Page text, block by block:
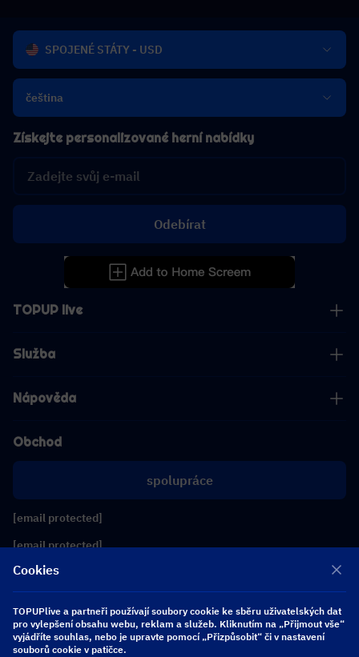
SPOJENÉ STÁTY - USD
čeština
TOPUP live
Služba
Nápověda
Obchod
spolupráce
[email protected]
[email protected]
Získejte personalizované herní nabídky
Odebírat
Sledujte nás
Copyright 2026 SEA WHALE TECHNOLOGY PTE.LTD. All Rights Reserved.
Cookies
TOPUPlive a partneři používají soubory cookie ke sběru uživatelských dat
pro vylepšení obsahu webu, reklam a služeb. Kliknutím na „Přijmout vše“
vyjádříte souhlas, nebo je upravte pomocí „Přizpůsobit“ či v nastavení
souborů cookie v patičce.